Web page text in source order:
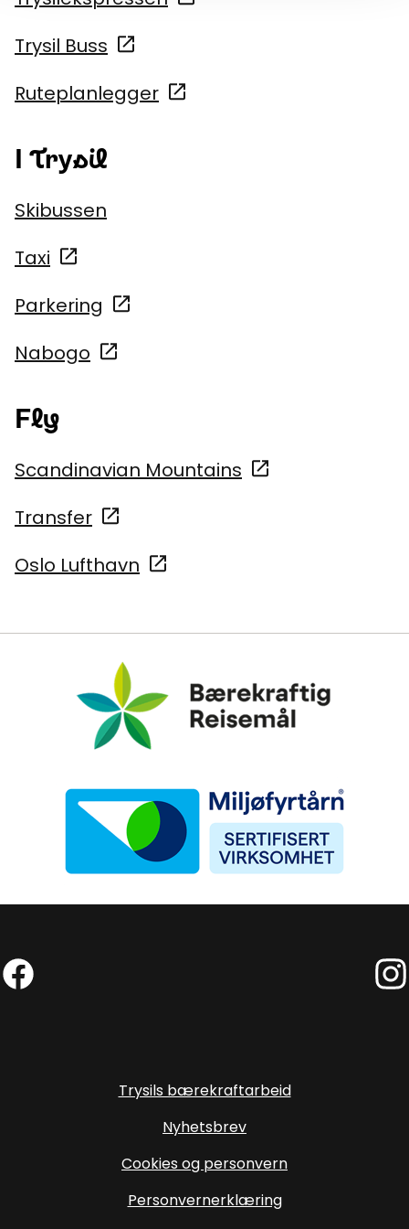
Trysil Buss
Ruteplanlegger
I Trysil
Skibussen
Taxi
Parkering
Nabogo
Fly
Scandinavian Mountains
Transfer
Oslo Lufthavn
Bærekraftig Reisemål
Miljøfyrtårn
Trysils bærekraftarbeid
Nyhetsbrev
Cookies og personvern
Personvernerklæring